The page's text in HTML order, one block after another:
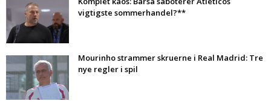
vigtigste sommerhandel?**
Mourinho strammer skruerne i Real Madrid: Tre
nye regler i spil